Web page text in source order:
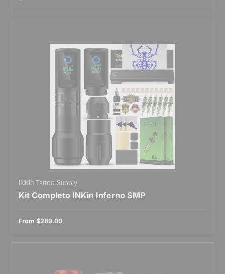
INKin Tattoo Supply
Kit Completo INKin Inferno SMP
From $289.00